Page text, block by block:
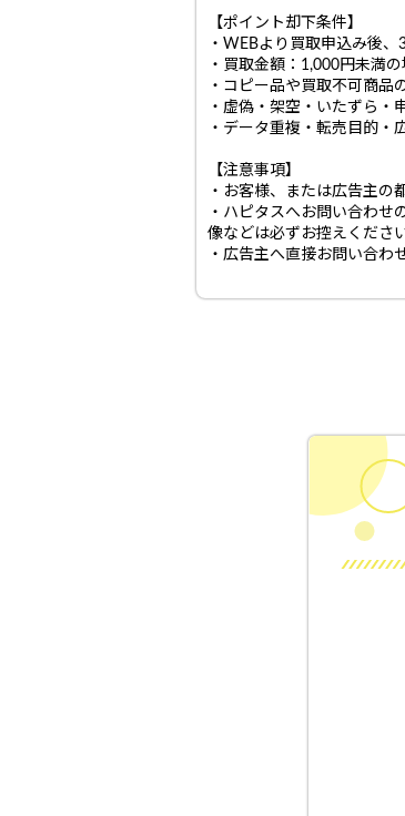
【ポイント却下条件】
・WEBより買取申込み後
・買取金額：1,000円未満
・コピー品や買取不可商品
・虚偽・架空・いたずら・
・データ重複・転売目的・
【注意事項】
・お客様、または広告主の
・ハピタスへお問い合わせ
像などは必ずお控えください
・広告主へ直接お問い合わ